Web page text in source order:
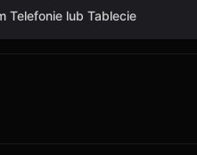
Telefonie lub Tablecie